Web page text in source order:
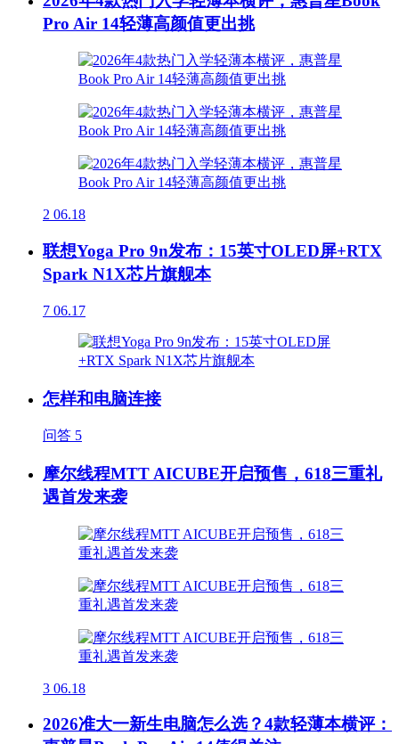
Pro Air 14轻薄高颜值更出挑
2 06.18
联想Yoga Pro 9n发布：15英寸OLED屏+RTX
Spark N1X芯片旗舰本
7 06.17
怎样和电脑连接
问答 5
摩尔线程MTT AICUBE开启预售，618三重礼
遇首发来袭
3 06.18
2026准大一新生电脑怎么选？4款轻薄本横评：